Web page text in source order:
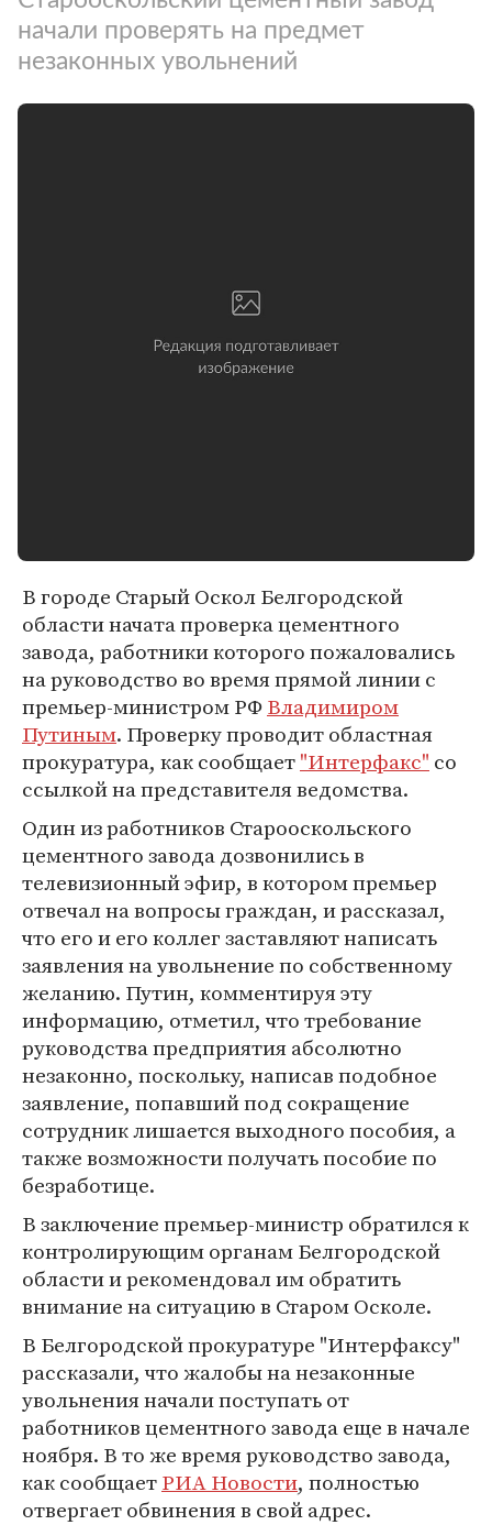
начали проверять на предмет
незаконных увольнений
В городе Старый Оскол Белгородской
области начата проверка цементного
завода, работники которого пожаловались
на руководство во время прямой линии с
премьер-министром РФВладимиром
Путиным. Проверку проводит областная
прокуратура, как сообщает"Интерфакс" со
ссылкой на представителя ведомства.
Один из работников Старооскольского
цементного завода дозвонились в
телевизионный эфир, в котором премьер
отвечал на вопросы граждан, и рассказал,
что его и его коллег заставляют написать
заявления на увольнение по собственному
желанию. Путин, комментируя эту
информацию, отметил, что требование
руководства предприятия абсолютно
незаконно, поскольку, написав подобное
заявление, попавший под сокращение
сотрудник лишается выходного пособия, а
также возможности получать пособие по
безработице.
В заключение премьер-министр обратился к
контролирующим органам Белгородской
области и рекомендовал им обратить
внимание на ситуацию в Старом Осколе.
В Белгородской прокуратуре "Интерфаксу"
рассказали, что жалобы на незаконные
увольнения начали поступать от
работников цементного завода еще в начале
ноября. В то же время руководство завода,
как сообщаетРИА Новости, полностью
отвергает обвинения в свой адрес.